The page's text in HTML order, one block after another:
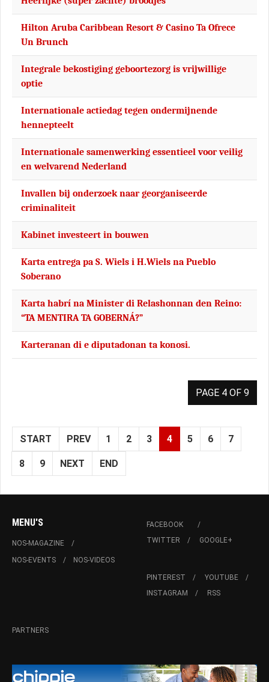
Hilton Aruba Caribbean Resort & Casino Ta Ofrece
Un Brunch
Integrale bekostiging geboortezorg is vrijwillige
optie
Internationale actiedag tegen ondermijnende
hennepteelt
Internationale samenwerking essentieel voor veilig
en welvarend Nederland
Invallen bij onderzoek naar georganiseerde
criminaliteit
Kabinet investeert in bouwen
Karta entrega pa S. Wiels i H.Wiels na Pueblo
Soberano
Karta habrí na Minister di Relashonnan den Reino:
“TA MENTIRA TA GOBERNÁ?”
Karteranan di e diputadonan ta konosi.
PAGE 4 OF 9
START PREV 1 2 3 4 5 6 7
8 9 NEXT END
MENU'S
NOS-MAGAZINE
NOS-EVENTS
NOS-VIDEOS
FACEBOOK
TWITTER
GOOGLE+
PINTEREST
YOUTUBE
INSTAGRAM
RSS
PARTNERS